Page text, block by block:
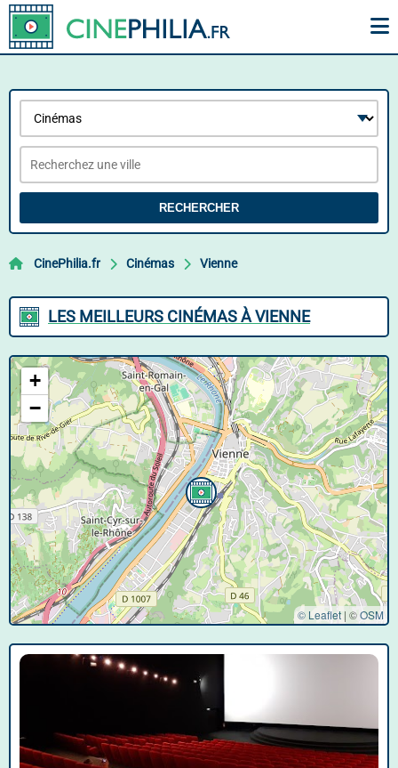
RECHERCHER
CinePhilia.fr Cinémas Vienne
LES MEILLEURS CINÉMAS À VIENNE
+
−
© Leaflet | ©OSM